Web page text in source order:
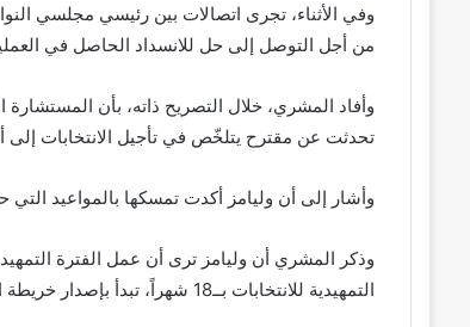
وفي الأثناء، تجرى اتصالات بين رئيسي مجلسي
من أجل التوصل إلى حل للانسداد الحاصل في
وأفاد المشري، خلال التصريح ذاته، بأن المستشارة
تحدثت عن مقترح يتلخّص في تأجيل الانتخابات إلى أقصى حد
وأشار إلى أن وليامز أكدت تمسكها بالمواعيد
وذكر المشري أن وليامز ترى أن عمل الفترة
التمهيدية للانتخابات بــ18 شهراً، تبدأ بإصدار خريطة الطريق من ملتقى الحوار السياسي في نوفمبر من العام الماضي.